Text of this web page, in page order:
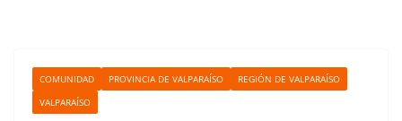
COMUNIDAD PROVINCIA DE VALPARAÍSO
REGIÓN DE VALPARAÍSO
VALPARAÍSO